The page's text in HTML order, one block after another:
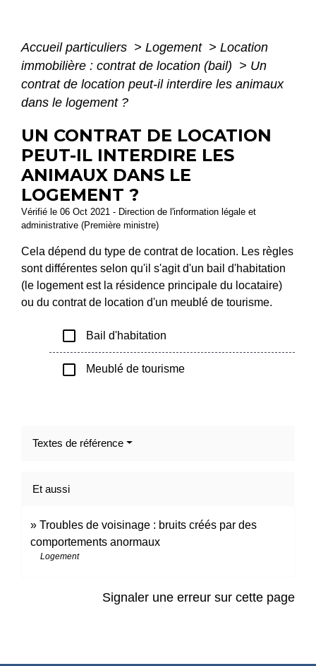
Accueil particuliers > Logement > Location
immobilière : contrat de location (bail) > Un
contrat de location peut-il interdire les animaux
dans le logement ?
UN CONTRAT DE LOCATION
PEUT-IL INTERDIRE LES
ANIMAUX DANS LE
LOGEMENT ?
Vérifié le 06 Oct 2021 - Direction de l'information légale et
administrative (Première ministre)
Cela dépend du type de contrat de location. Les règles
sont différentes selon qu'il s'agit d'un bail d'habitation
(le logement est la résidence principale du locataire)
ou du contrat de location d'un meublé de tourisme.
check_box_outline_blank Bail d'habitation
check_box_outline_blank Meublé de tourisme
Textes de référence
Et aussi
Troubles de voisinage : bruits créés par des
comportements anormaux
Logement
Signaler une erreur sur cette page